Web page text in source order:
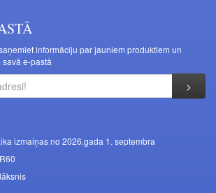
informāciju par jauniem produktiem un
e-pastā
izmaiņas no 2026.gada 1. septembra